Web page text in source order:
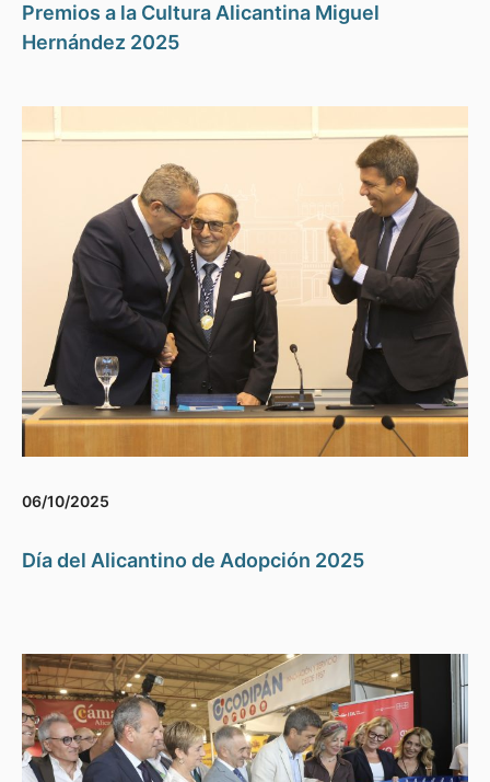
Premios a la Cultura Alicantina Miguel
Hernández 2025
06/10/2025
Día del Alicantino de Adopción 2025